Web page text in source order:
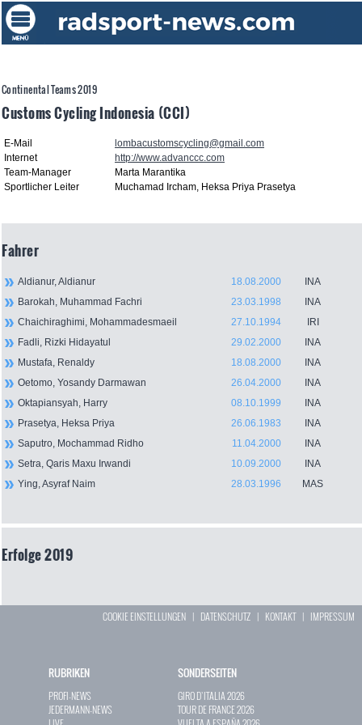
Continental Teams 2019
Customs Cycling Indonesia (CCI)
E-Mail
lombacustomscycling@gmail.com
Internet
http://www.advanccc.com
Team-Manager
Marta Marantika
Sportlicher Leiter
Muchamad Ircham, Heksa Priya Prasetya
Fahrer
Aldianur, Aldianur 18.08.2000
INA
Barokah, Muhammad Fachri
23.03.1998
INA
Chaichiraghimi, Mohammadesmaeil
27.10.1994
IRI
Fadli, Rizki Hidayatul
29.02.2000
INA
Mustafa, Renaldy
18.08.2000
INA
Oetomo, Yosandy Darmawan
26.04.2000
INA
Oktapiansyah, Harry
08.10.1999
INA
Prasetya, Heksa Priya
26.06.1983
INA
Saputro, Mochammad Ridho
11.04.2000
INA
Setra, Qaris Maxu Irwandi
10.09.2000
INA
Ying, Asyraf Naim
28.03.1996 MAS
Erfolge 2019
COOKIE EINSTELLUNGEN | DATENSCHUTZ | KONTAKT| IMPRESSUM
RUBRIKEN
PROFI-NEWS
JEDERMANN-NEWS
SONDERSEITEN
GIRO D`ITALIA 2026
TOUR DE FRANCE 2026